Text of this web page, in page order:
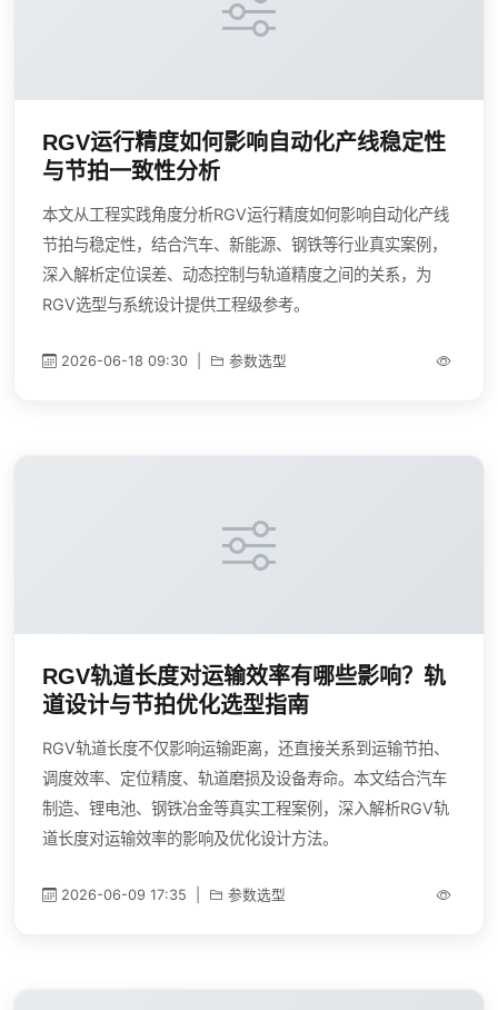
RGV运行精度如何影响自动化产线稳定性
与节拍一致性分析
本文从工程实践角度分析RGV运行精度如何影响自动化产线
节拍与稳定性，结合汽车、新能源、钢铁等行业真实案例，
深入解析定位误差、动态控制与轨道精度之间的关系，为
RGV选型与系统设计提供工程级参考。
2026-06-18 09:30 参数选型
RGV轨道长度对运输效率有哪些影响？轨
道设计与节拍优化选型指南
RGV轨道长度不仅影响运输距离，还直接关系到运输节拍、
调度效率、定位精度、轨道磨损及设备寿命。本文结合汽车
制造、锂电池、钢铁冶金等真实工程案例，深入解析RGV轨
道长度对运输效率的影响及优化设计方法。
2026-06-09 17:35 参数选型